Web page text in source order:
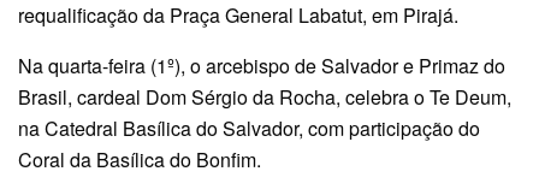
requalificação da Praça General Labatut, em Pirajá.
Na quarta-feira (1º), o arcebispo de Salvador e Primaz do
Brasil, cardeal Dom Sérgio da Rocha, celebra o Te Deum,
na Catedral Basílica do Salvador, com participação do
Coral da Basílica do Bonfim.